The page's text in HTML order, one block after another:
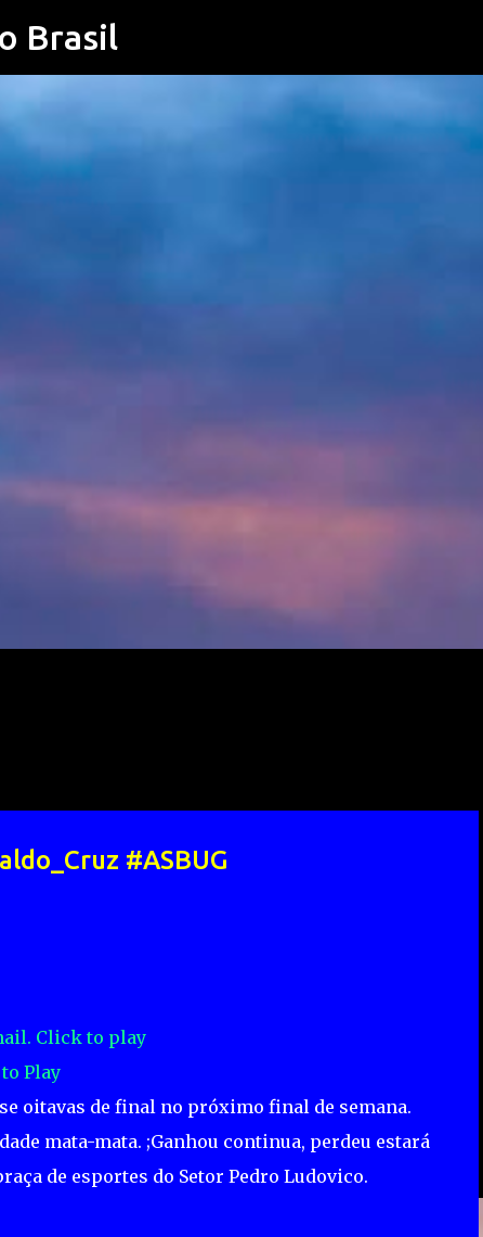
Brasil
#ASBUG
Play
oitavas de final no próximo final de semana.
mata-mata. ;Ganhou continua, perdeu estará
de esportes do Setor Pedro Ludovico.